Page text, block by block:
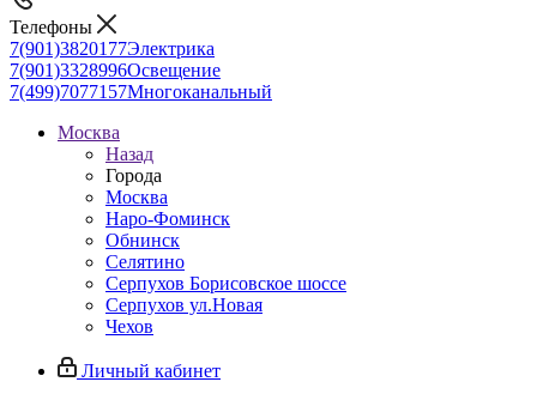
Телефоны
7(901)3820177Электрика
7(901)3328996Освещение
7(499)7077157Многоканальный
Москва
Назад
Города
Москва
Наро-Фоминск
Обнинск
Селятино
Серпухов Борисовское шоссе
Серпухов ул.Новая
Чехов
Личный кабинет